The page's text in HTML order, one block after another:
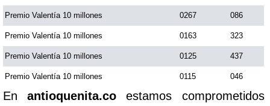
Premio Valentía 10 millones 0267 086
Premio Valentía 10 millones 0163 323
Premio Valentía 10 millones 0125 437
Premio Valentía 10 millones 0115 046
Enantioquenita.co estamos comprometidos